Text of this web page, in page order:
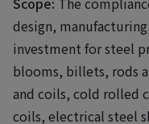
design,
investment for steel
blooms, billets, rods
and coils, cold rolled
coils, electrical steel